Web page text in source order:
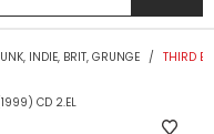
INDIE, BRIT, GRUNGE THIRD